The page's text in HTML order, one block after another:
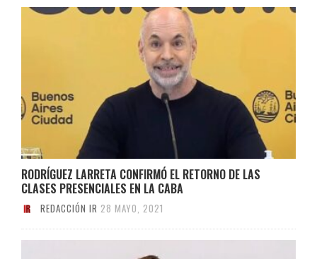
RODRÍGUEZ LARRETA CONFIRMÓ EL RETORNO DE LAS
CLASES PRESENCIALES EN LA CABA
REDACCIÓN IR 28 MAYO, 2021